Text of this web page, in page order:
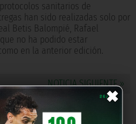
×
sanitarios de
han sido realizadas solo por
Betis Balompié, Rafael
no ha podido estar
en la anterior edición.
NOTICIA SIGUIENTE »